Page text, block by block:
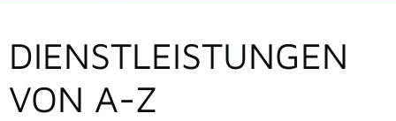
DIENSTLEISTUNGEN
VON A-Z